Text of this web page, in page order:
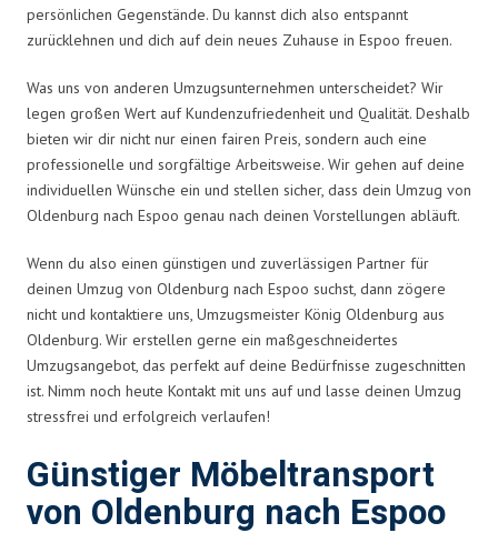
persönlichen Gegenstände. Du kannst dich also entspannt
zurücklehnen und dich auf dein neues Zuhause in Espoo freuen.
Was uns von anderen Umzugsunternehmen unterscheidet? Wir
legen großen Wert auf Kundenzufriedenheit und Qualität. Deshalb
bieten wir dir nicht nur einen fairen Preis, sondern auch eine
professionelle und sorgfältige Arbeitsweise. Wir gehen auf deine
individuellen Wünsche ein und stellen sicher, dass dein Umzug von
Oldenburg nach Espoo genau nach deinen Vorstellungen abläuft.
Wenn du also einen günstigen und zuverlässigen Partner für
deinen Umzug von Oldenburg nach Espoo suchst, dann zögere
nicht und kontaktiere uns, Umzugsmeister König Oldenburg aus
Oldenburg. Wir erstellen gerne ein maßgeschneidertes
Umzugsangebot, das perfekt auf deine Bedürfnisse zugeschnitten
ist. Nimm noch heute Kontakt mit uns auf und lasse deinen Umzug
stressfrei und erfolgreich verlaufen!
Günstiger Möbeltransport
von Oldenburg nach Espoo